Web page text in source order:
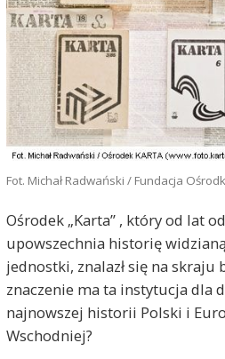
Fot. Michał Radwański / Fundacja
Ośrodek „Karta” , który od lat
upowszechnia historię
jednostki, znalazł się na skraju
znaczenie ma ta instytucja dla
najnowszej historii Polski i
Wschodniej?